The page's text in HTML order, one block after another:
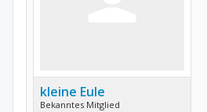
kleine Eule
Bekanntes Mitglied